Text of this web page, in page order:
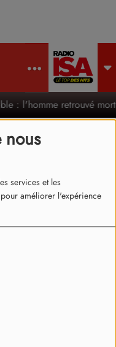
nous
services et les
améliorer l'expérience
: l'homme retrouvé
CRIS MJ